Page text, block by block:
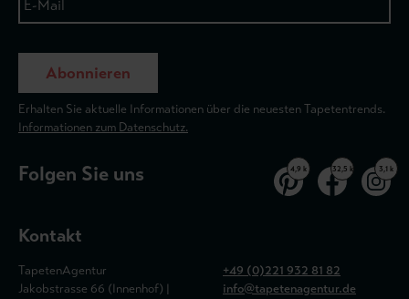
Abonnieren
Erhalten Sie aktuelle Informationen über die neuesten Tapetentrends.
Informationen zum Datenschutz.
Folgen Sie uns 4,9 k 32,5 k 3,1 k
Kontakt
TapetenAgentur
Jakobstrasse 66 (Innenhof) |
+49 (0)221 932 81 82
info@tapetenagentur.de